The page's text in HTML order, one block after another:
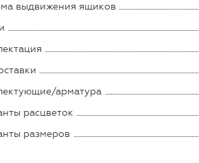
выдвижения ящиков
арматура
расцветок
размеров